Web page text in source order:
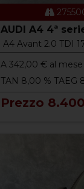
AUDI A4 4ª
A4 Avant 2.0 TDI
A 342,00 € al
TAN 8,00 % TAEG
Prezzo